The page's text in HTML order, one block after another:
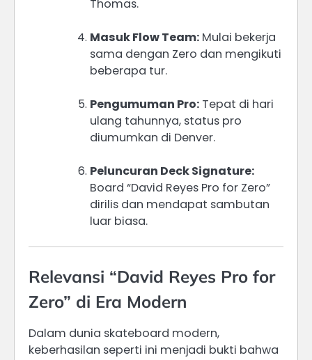
Thomas.
Masuk Flow Team: Mulai bekerja
sama dengan Zero dan mengikuti
beberapa tur.
Pengumuman Pro: Tepat di hari
ulang tahunnya, status pro
diumumkan di Denver.
Peluncuran Deck Signature:
Board “David Reyes Pro for Zero”
dirilis dan mendapat sambutan
luar biasa.
Relevansi “David Reyes Pro for
Zero” di Era Modern
Dalam dunia skateboard modern,
keberhasilan seperti ini menjadi bukti bahwa